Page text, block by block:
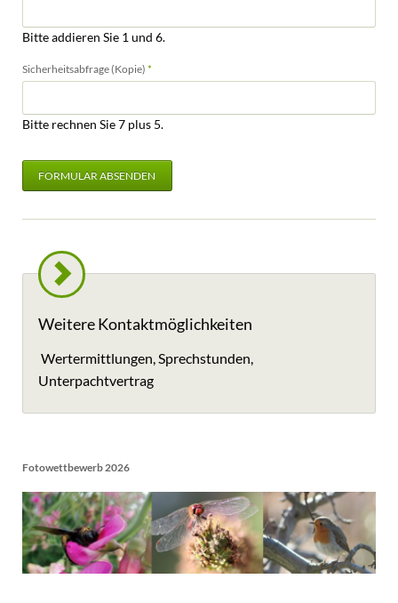
Bitte addieren Sie 1 und 6.
Pflichtfeld
Sicherheitsabfrage (Kopie) *
Bitte rechnen Sie 7 plus 5.
FORMULAR ABSENDEN
Weitere Kontaktmöglichkeiten
Wertermittlungen, Sprechstunden,
Unterpachtvertrag
Fotowettbewerb 2026